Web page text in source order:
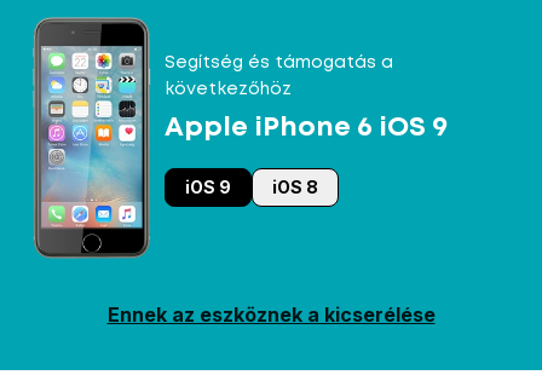
Segítség és támogatás a
következőhöz
Apple iPhone 6 iOS 9
iOS 9 iOS 8
Ennek az eszköznek a kicserélése